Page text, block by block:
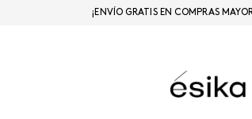
¡ENVÍO GRATIS EN COMPRAS